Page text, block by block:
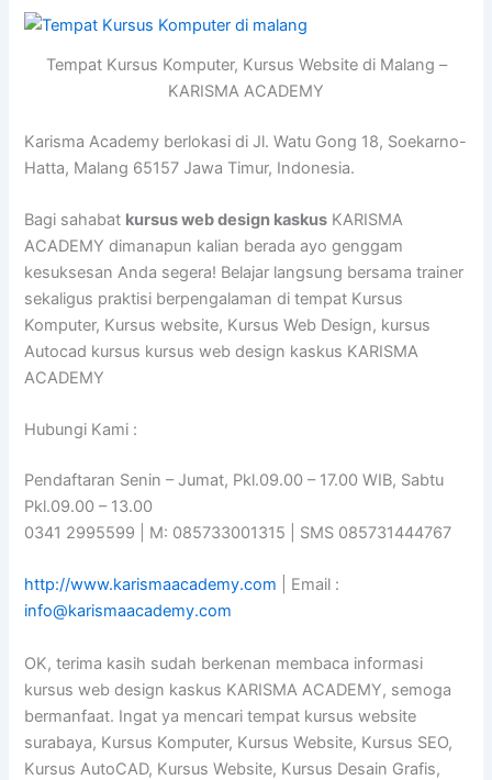
Tempat Kursus Komputer, Kursus Website di Malang –
KARISMA ACADEMY
Karisma Academy berlokasi di Jl. Watu Gong 18, Soekarno-
Hatta, Malang 65157 Jawa Timur, Indonesia.
Bagi sahabat kursus web design kaskus KARISMA
ACADEMY dimanapun kalian berada ayo genggam
kesuksesan Anda segera! Belajar langsung bersama trainer
sekaligus praktisi berpengalaman di tempat Kursus
Komputer, Kursus website, Kursus Web Design, kursus
Autocad kursus kursus web design kaskus KARISMA
ACADEMY
Hubungi Kami :
Pendaftaran Senin – Jumat, Pkl.09.00 – 17.00 WIB, Sabtu
Pkl.09.00 – 13.00
0341 2995599 | M: 085733001315 | SMS 085731444767
http://www.karismaacademy.com | Email :
info@karismaacademy.com
OK, terima kasih sudah berkenan membaca informasi
kursus web design kaskus KARISMA ACADEMY, semoga
bermanfaat. Ingat ya mencari tempat kursus website
surabaya, Kursus Komputer, Kursus Website, Kursus SEO,
Kursus AutoCAD, Kursus Website, Kursus Desain Grafis,